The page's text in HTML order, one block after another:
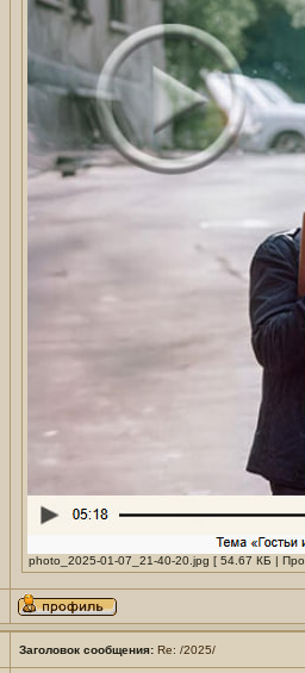
photo_2025-01-07_21-40-20.jpg [ 54.67 КБ |
Заголовок сообщения: Re: /2025/